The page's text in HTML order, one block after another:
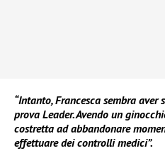
“Intanto, Francesca sembra
prova Leader. Avendo un
costretta ad abbandonare
effettuare dei controlli medici”.